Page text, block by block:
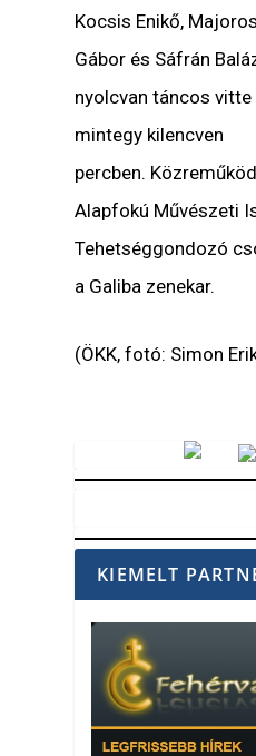
Kocsis Enikő,
Gábor és Sáfrán
nyolcvan táncos vitte
mintegy kilencven
percben.
Alapfokú Művészeti
Tehetséggondozó
a Galiba zenekar.
(ÖKK, fotó: Simon
KIEMELT